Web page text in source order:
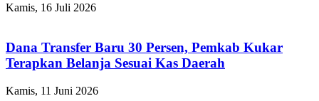
Kamis, 16 Juli 2026
Dana Transfer Baru 30 Persen, Pemkab Kukar
Terapkan Belanja Sesuai Kas Daerah
Kamis, 11 Juni 2026